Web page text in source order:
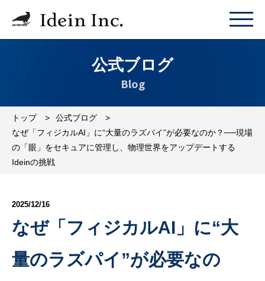
公式ブログ
Blog
トップ
公式ブログ
なぜ「フィジカルAI」に“大量のラズパイ”が必要なのか？──現場
の「眼」をセキュアに管理し、物理世界をアップデートする
Ideinの挑戦
2025/12/16
なぜ「フィジカルAI」に“大
量のラズパイ”が必要なの